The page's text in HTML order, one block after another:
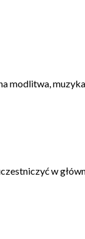
modlitwa,
w